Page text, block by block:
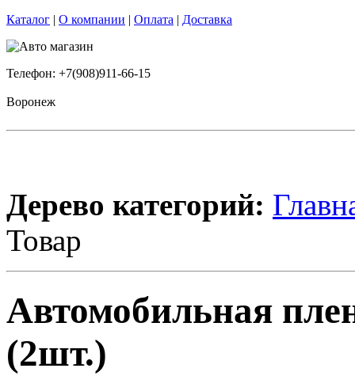
Каталог | О компании | Оплата | Доставка
Телефон: +7(908)911-66-15
Воронеж
Дерево категорий:
Товар
Автомобильная
(2шт.)